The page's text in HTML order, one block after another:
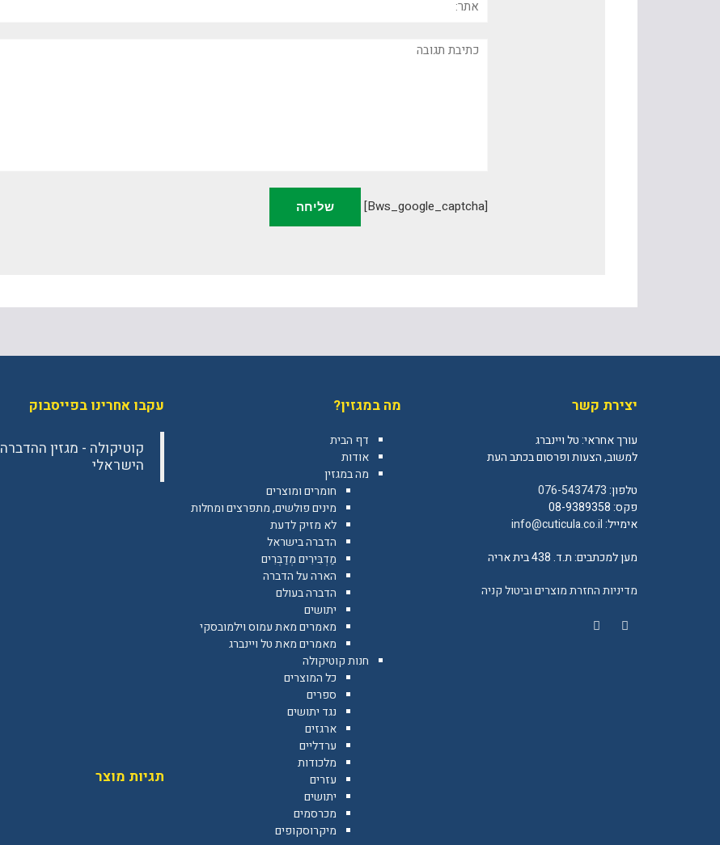
תגובה
[bws_google_captcha]
יצירת קשר
עורך אחראי: טל ויינברג
למשוב, הצעות ופרסום בכתב העת
טלפון:076-5437473
פקס: 08-9389358
אימייל:info@cuticula.co.il
מען למכתבים: ת.ד. 438 בית אריה
מדיניות החזרת מוצרים וביטול קניה
מה במגזין?
דף הבית
אודות
מה במגזין
חומרים ומוצרים
מינים פולשים, מתפרצים ומחלות
לא מזיק לדעת
הדברה בישראל
מַדְבִּירִים מְדַבְּרִים
הארה על הדברה
הדברה בעולם
יתושים
מאמרים מאת עמוס וילמובסקי
מאמרים מאת טל ויינברג
חנות קוטיקולה
כל המוצרים
ספרים
נגד יתושים
ארגזים
ערדליים
מלכודות
עזרים
יתושים
מכרסמים
מיקרוסקופים
עקבו אחרינו בפייסבוק
‎קוטיקולה - מגזין ההדברה
הישראלי‎
תגיות מוצר